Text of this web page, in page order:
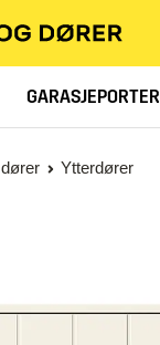
GARASJEPORTER
dører Ytterdører